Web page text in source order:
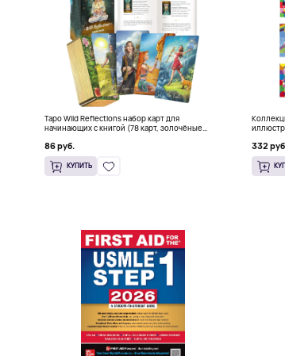
Таро Wild Reflections набор карт для
начинающих с книгой (78 карт, золочёные
86 руб.
КУПИТЬ
332